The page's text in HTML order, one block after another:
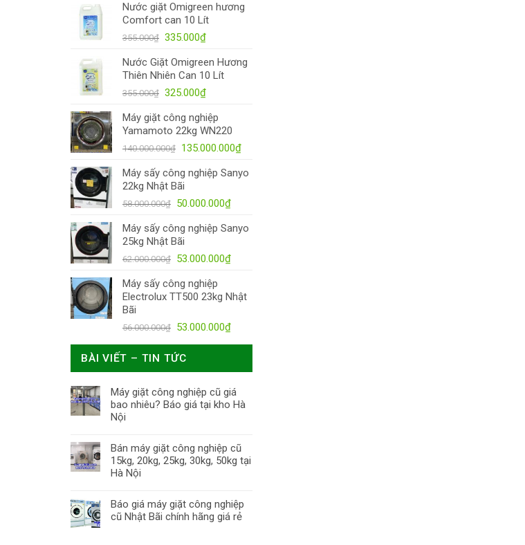
Nước giặt Omigreen hương
Comfort can 10 Lít
355.000₫ 335.000₫
Nước Giặt Omigreen Hương
Thiên Nhiên Can 10 Lít
355.000₫ 325.000₫
Máy giặt công nghiệp
Yamamoto 22kg WN220
140.000.000₫ 135.000.000₫
Máy sấy công nghiệp Sanyo
22kg Nhật Bãi
58.000.000₫ 50.000.000₫
Máy sấy công nghiệp Sanyo
25kg Nhật Bãi
62.000.000₫ 53.000.000₫
Máy sấy công nghiệp
Electrolux TT500 23kg Nhật
Bãi
56.000.000₫ 53.000.000₫
BÀI VIẾT – TIN TỨC
Máy giặt công nghiệp cũ giá
bao nhiêu? Báo giá tại kho Hà
Nội
Bán máy giặt công nghiệp cũ
15kg, 20kg, 25kg, 30kg, 50kg tại
Hà Nội
Báo giá máy giặt công nghiệp
cũ Nhật Bãi chính hãng giá rẻ